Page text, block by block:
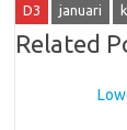
D3 januari
Related